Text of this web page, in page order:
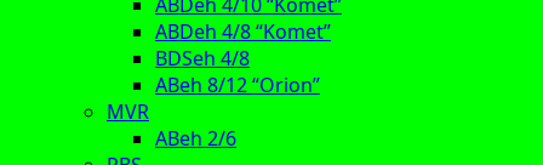
ABDeh 4/8 “Komet”
BDSeh 4/8
ABeh 8/12 “Orion”
MVR
ABeh 2/6